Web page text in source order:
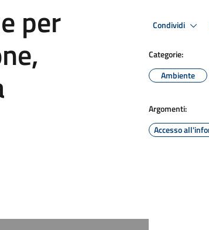
per Condividi
Categorie:
Ambiente
Argomenti:
Accesso